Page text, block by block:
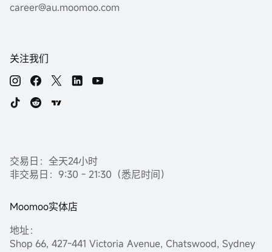
career@au.moomoo.com
关注我们
交易日：全天24小时
非交易日：9:30 - 21:30（悉尼时间）
Moomoo实体店
地址：
Shop 66, 427-441 Victoria Avenue, Chatswood, Sydney